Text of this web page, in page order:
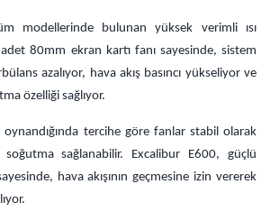
modellerinde bulunan yüksek verimli ısı
adet 80mm ekran kartı fanı sayesinde, sistem
azalıyor, hava akış basıncı yükseliyor ve
özelliği sağlıyor.
tercihe göre fanlar stabil olarak
sağlanabilir. Excalibur E600, güçlü
hava akışının geçmesine izin vererek